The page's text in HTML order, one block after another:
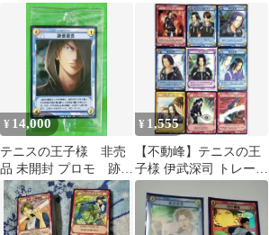
6パック
¥ 14,000
テニスの王子様 非売
品 未開封 プロモ 跡部
景吾 テニプリ
¥ 1,555
【不動峰】テニスの王
子様 伊武深司 トレーデ
ィングカードセット
TCG 9枚